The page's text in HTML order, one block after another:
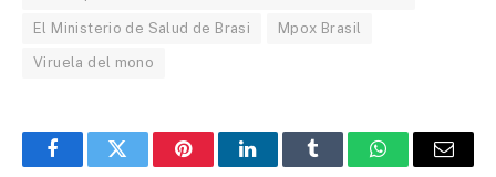
El Ministerio de Salud de Brasi Mpox Brasil
Viruela del mono
FacebookTwitter PinterestLinkedInTumblr WhatsAppEmail